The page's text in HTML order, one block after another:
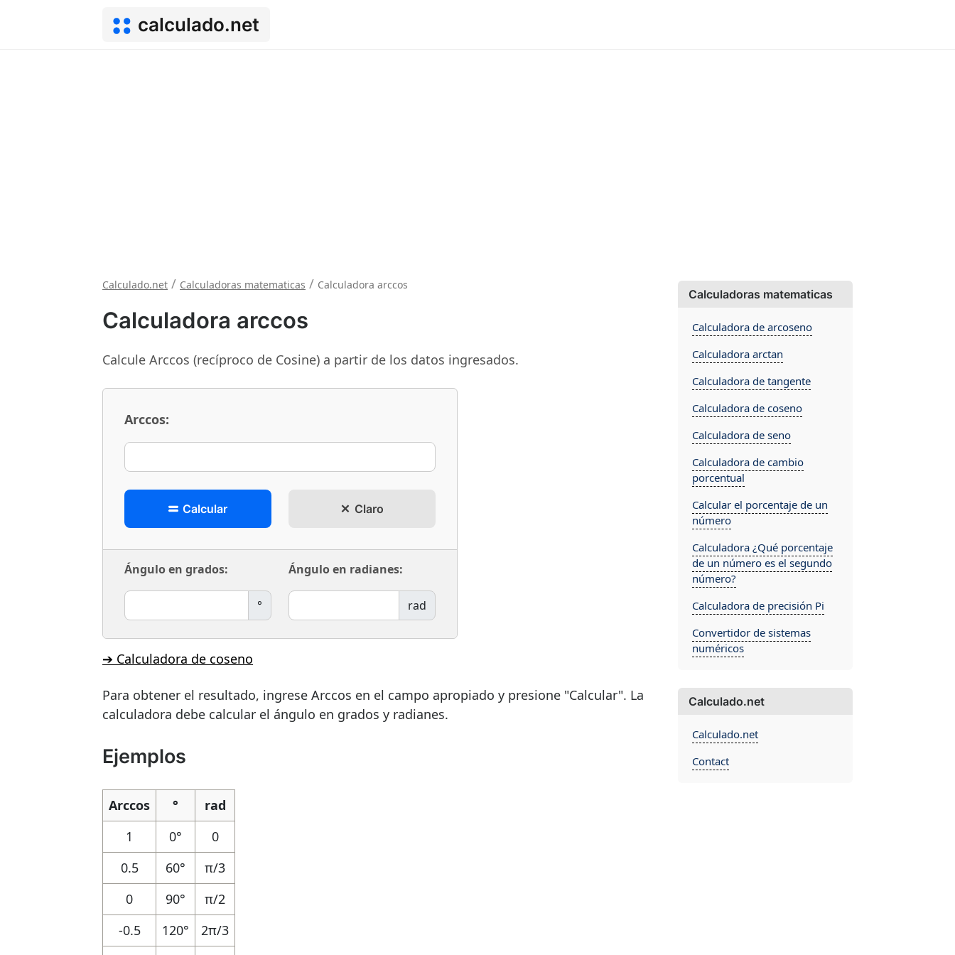
calculado.net
Calculado.net / Calculadoras matematicas / Calculadora arccos
Calculadora arccos
Calcule Arccos (recíproco de Cosine) a partir de los datos ingresados.
Arccos:
Calcular Claro
Ángulo en grados:
°
Ángulo en radianes:
rad
➔ Calculadora de coseno
Para obtener el resultado, ingrese Arccos en el campo apropiado y presione "Calcular". La
calculadora debe calcular el ángulo en grados y radianes.
Ejemplos
Arccos °
rad
1
0°
0
0.5
60°
π/3
0
90°
π/2
-0.5
120°
2π/3
Calculadoras matematicas
Calculadora de arcoseno
Calculadora arctan
Calculadora de tangente
Calculadora de coseno
Calculadora de seno
Calculadora de cambio
porcentual
Calcular el porcentaje de un
número
Calculadora ¿Qué porcentaje
de un número es el segundo
número?
Calculadora de precisión Pi
Convertidor de sistemas
numéricos
Calculado.net
Calculado.net
Contact